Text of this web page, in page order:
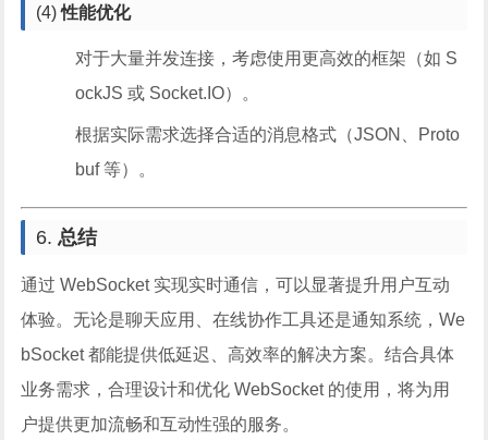
(4)性能优化
对于大量并发连接，考虑使用更高效的框架（如 S
ockJS 或 Socket.IO）。
根据实际需求选择合适的消息格式（JSON、Proto
buf 等）。
6.总结
通过 WebSocket 实现实时通信，可以显著提升用户互动
体验。无论是聊天应用、在线协作工具还是通知系统，We
bSocket 都能提供低延迟、高效率的解决方案。结合具体
业务需求，合理设计和优化 WebSocket 的使用，将为用
户提供更加流畅和互动性强的服务。